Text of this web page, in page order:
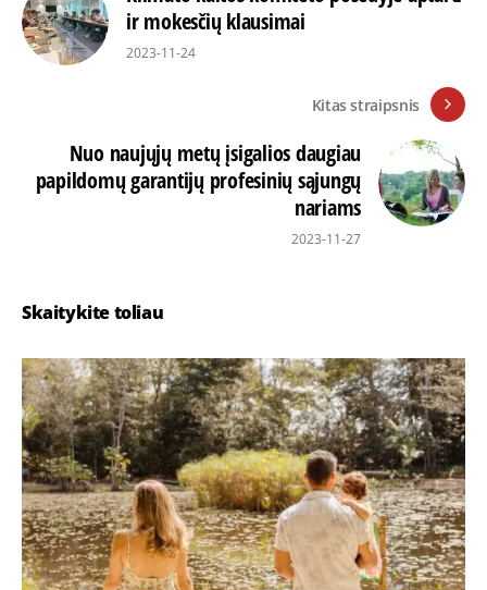
ir mokesčių klausimai
2023-11-24
Kitas straipsnis
Nuo naujųjų metų įsigalios daugiau
papildomų garantijų profesinių sąjungų
nariams
2023-11-27
Skaitykite toliau